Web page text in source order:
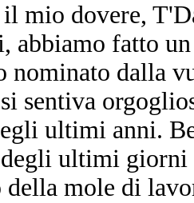
mio dovere,
abbiamo fatto
nominato dalla
sentiva
ultimi anni.
ultimi giorni
della mole di